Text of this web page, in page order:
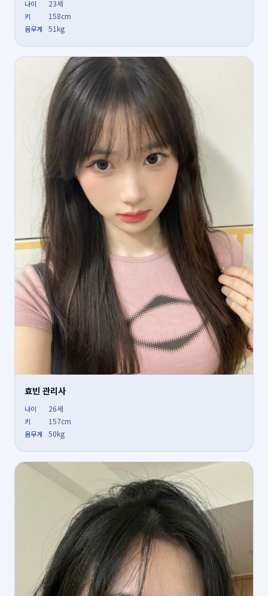
나이 23세
키 158cm
몸무게 51kg
효빈 관리사
나이 26세
키 157cm
몸무게 50kg